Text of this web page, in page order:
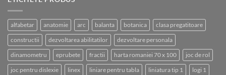
alfabetar anatomie arc balanta botanica clasa pregatitoare
constructii dezvoltarea abilitatilor dezvoltare personala
dinamometru eprubete fractii harta romaniei 70 x 100 joc de rol
joc pentru dislexie linex liniare pentru tabla liniatura tip 1 logi 1